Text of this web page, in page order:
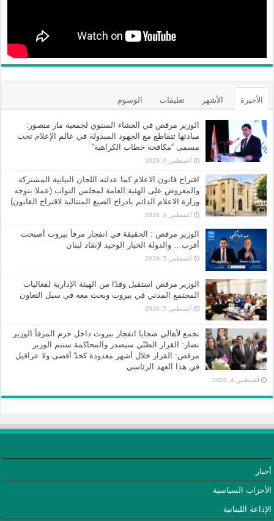
الأخيرة الأشهر تعليقات الوسوم
الوزير مرقص في العشاء السنوي لجمعية مار منصور:
مبادئها تتقاطع مع الجهود المبذولة في عالم الإعلام تحت
مسمى “مكافحة خطاب الكراهية”
أغسطس 6, 2026
اقتراح قانون الاعلام كما عدلته اللجان النيابية المشتركة
والمعروض على الهئية العامة لمجلس النواب (عملا بتوجه
وزارة الاعلام الدائم بادراج الصيغ المتتالية لاقتراح القانون)
أغسطس 6, 2026
الوزير مرقص : الحقيقة في انفجار مرفأ بيروت أصبحت
أقرب… والدولة الخيار الوحيد لإنقاذ لبنان
أغسطس 5, 2026
الوزير مرقص استقبل وفدًا من الهيئة الإدارية لفعاليات
المجتمع المدني في بيروت وبحث معه في سبل التعاون
أغسطس 5, 2026
تجمع لأهالي ضحايا انفجار بيروت داخل حرم المرفأ الوزير
نصار: القرار الظنّي سيصدر والمحاكمة ستتم الوزير
مرقص: القرار خلال أشهر معدودة كحدّ أقصى ولا عراقيل
في هذا العهد الرئاسي
أغسطس 4, 2026
أخبار
الأحزاب السياسية
الإذاعة اللبنانية